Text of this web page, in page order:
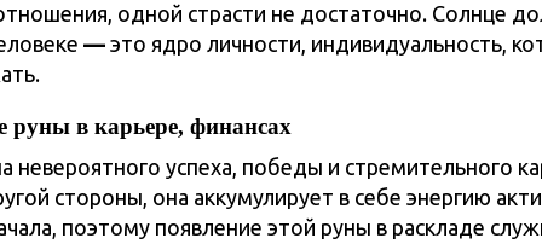
одной страсти не достаточно. Солнце
— это ядро личности, индивидуальность,
руны в карьере, финансах
невероятного успеха, победы и стремительного
стороны, она аккумулирует в себе энергию
поэтому появление этой руны в раскладе